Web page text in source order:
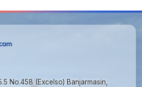
No.458 (Excelso) Banjarmasin,